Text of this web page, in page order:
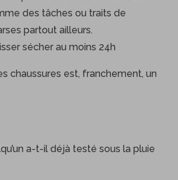
des tâches ou traits de
partout ailleurs.
sécher au moins 24h
chaussures est, franchement, un
a-t-il déjà testé sous la pluie